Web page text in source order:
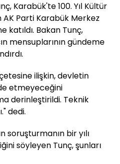
Karabük'te 100. Yıl Kültür
Parti Karabük Merkez
katıldı. Bakan Tunç,
mensuplarının gündeme
ilişkin, devletin
etmeyeceğini
derinleştirildi. Teknik
dedi.
soruşturmanın bir yılı
söyleyen Tunç, şunları